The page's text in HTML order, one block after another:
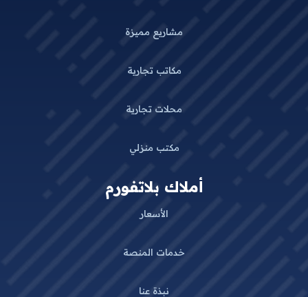
مشاريع مميزة
مكاتب تجارية
محلات تجارية
مكتب منزلي
أملاك بلاتفورم
الأسعار
خدمات المنصة
نبذة عنا